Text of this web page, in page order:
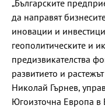
„Българските
да направят
иновации и
геополитическите и
предизвикателства
развитието и
Николай Гърнев,
Югоизточна Европа в